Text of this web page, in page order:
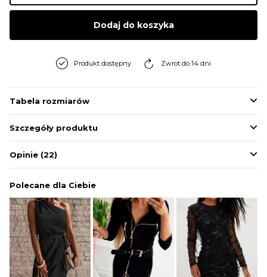
SWETRY
BIELIZNA
Dodaj do koszyka
Produkt dostępny Zwrot do 14 dni
Tabela rozmiarów
Szczegóły produktu
Opinie (22)
Polecane dla Ciebie